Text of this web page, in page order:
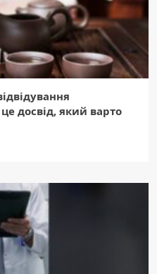
це досвід, який варто